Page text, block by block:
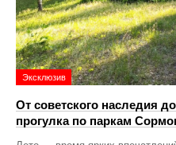
Эксклюзив
От советского наследия
прогулка по паркам